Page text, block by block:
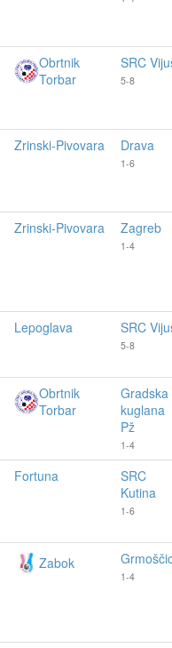
Obrtnik
Torbar
SRC
5-8
Zrinski-Pivovara Drava
1-6
Zrinski-Pivovara Zagreb
1-4
Lepoglava SRC
5-8
Obrtnik
Torbar
Gradska
kuglana
Pž
1-4
Fortuna
SRC
Kutina
1-6
Zabok
1-4